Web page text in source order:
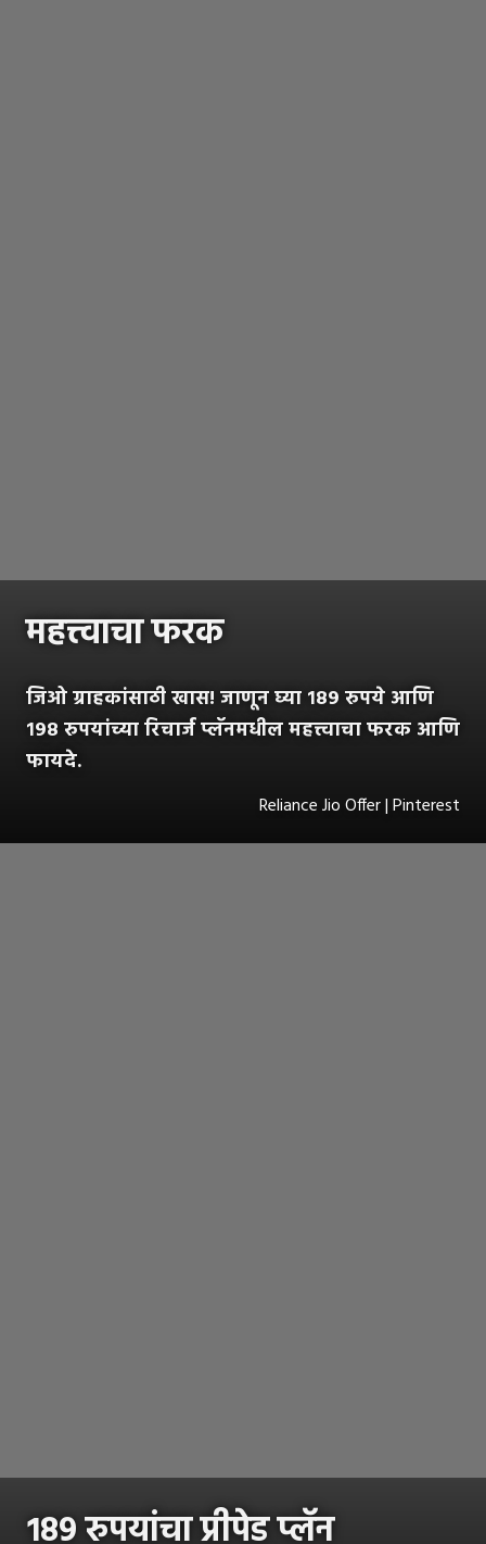
महत्त्वाचा फरक
जिओ ग्राहकांसाठी खास! जाणून घ्या १८९ रुपये आणि
१९८ रुपयांच्या रिचार्ज प्लॅनमधील महत्त्वाचा फरक आणि
फायदे.
Reliance Jio Offer | Pinterest
१८९ रुपयांचा प्रीपेड प्लॅन